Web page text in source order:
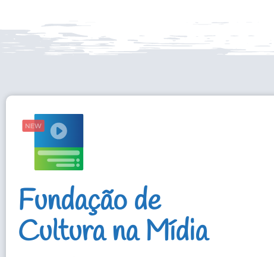
Fundação de
Cultura na Mídia